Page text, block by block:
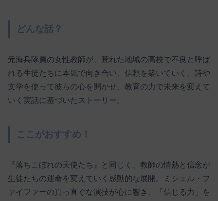
どんな話？
元海兵隊員の女性教師が、荒れた地域の高校で不良と呼ば
れる生徒たちに本気で向き合い、信頼を築いていく。詩や
文学を使って彼らの心を開かせ、教育の力で未来を変えて
いく実話に基づいたストーリー。
ここがおすすめ！
『落ちこぼれの天使たち』と同じく、教師の情熱と信念が
生徒たちの運命を変えていく感動的な展開。ミシェル・フ
ァイファーの真っ直ぐな演技が心に響き、「信じる力」を